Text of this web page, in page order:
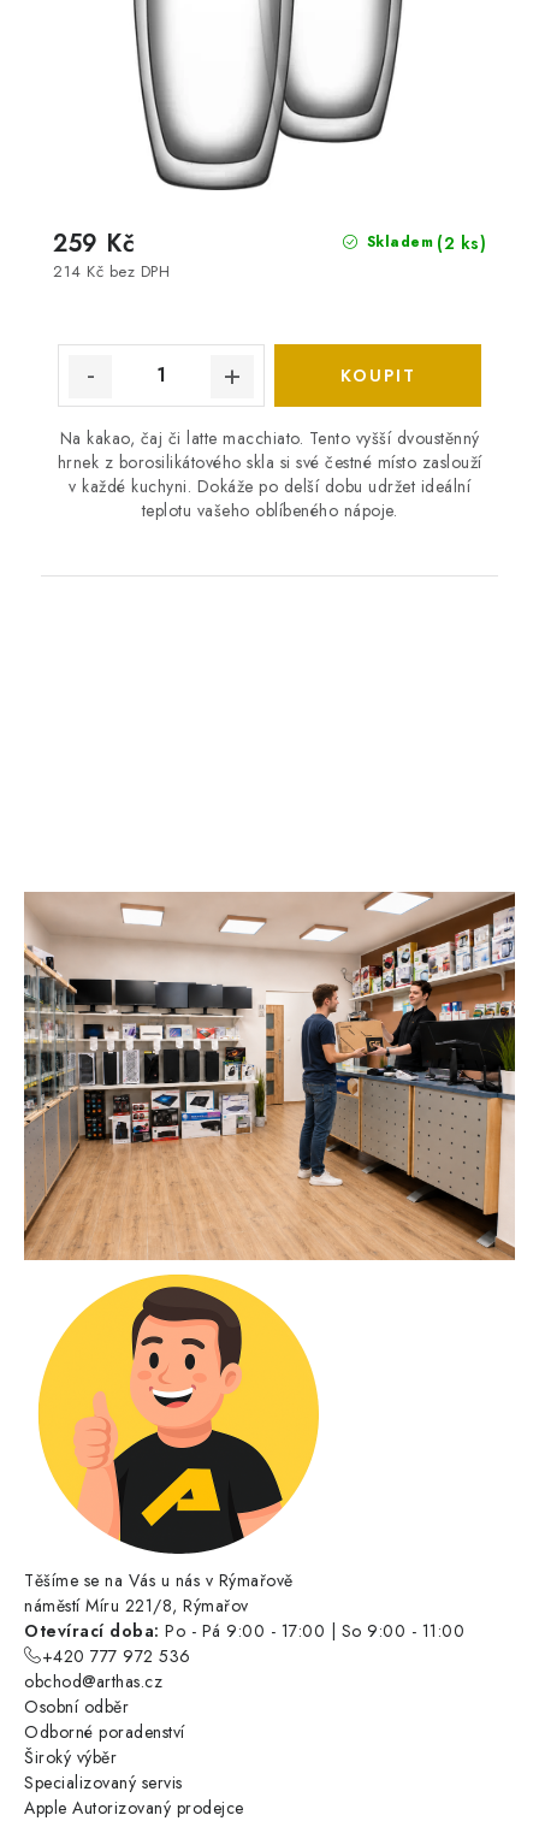
Skladem (2 ks)
214 Kč bez DPH
259 Kč
Na kakao, čaj či latte macchiato. Tento vyšší dvoustěnný
hrnek z borosilikátového skla si své čestné místo zaslouží
v každé kuchyni. Dokáže po delší dobu udržet ideální
teplotu vašeho oblíbeného nápoje.
Těšíme se na Vás u nás v Rýmařově
náměstí Míru 221/8, Rýmařov
Otevírací doba: Po - Pá 9:00 - 17:00 | So 9:00 - 11:00
+420 777 972 536
obchod@arthas.cz
Osobní odběr
Odborné poradenství
Široký výběr
Specializovaný servis
Apple Autorizovaný prodejce